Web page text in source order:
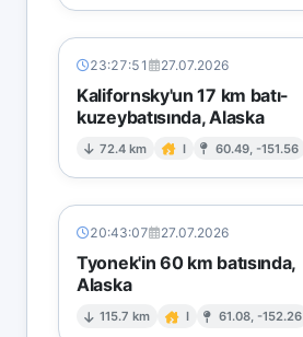
23:27:51 27.07.2026
Kalifornsky'un 17 km batı-
kuzeybatısında, Alaska
72.4 km I 60.49, -151.56
20:43:07 27.07.2026
Tyonek'in 60 km batısında,
Alaska
115.7 km I 61.08, -152.26